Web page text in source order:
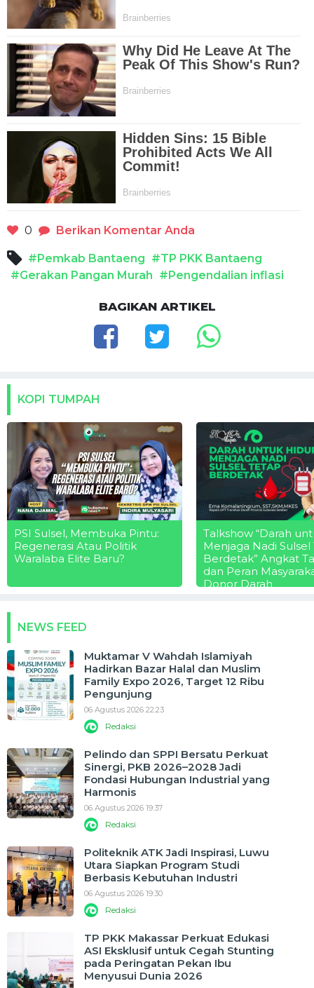
0 Berikan Komentar Anda
#Pemkab Bantaeng #TP PKK Bantaeng
#Gerakan Pangan Murah #Pengendalian inflasi
BAGIKAN ARTIKEL
KOPI TUMPAH
PSI Sulsel, Membuka Pintu:
Regenerasi Atau Politik
Waralaba Elite Baru?
Talkshow “Darah
Menjaga Nadi Sulsel
Berdetak” Angkat
dan Peran
Donor Darah
NEWS FEED
Muktamar V Wahdah Islamiyah
Hadirkan Bazar Halal dan Muslim
Family Expo 2026, Target 12 Ribu
Pengunjung
06 Agustus 2026 22:23
Redaksi
Pelindo dan SPPI Bersatu Perkuat
Sinergi, PKB 2026–2028 Jadi
Fondasi Hubungan Industrial yang
Harmonis
06 Agustus 2026 19:37
Redaksi
Politeknik ATK Jadi Inspirasi, Luwu
Utara Siapkan Program Studi
Berbasis Kebutuhan Industri
06 Agustus 2026 19:30
Redaksi
TP PKK Makassar Perkuat Edukasi
ASI Eksklusif untuk Cegah Stunting
pada Peringatan Pekan Ibu
Menyusui Dunia 2026